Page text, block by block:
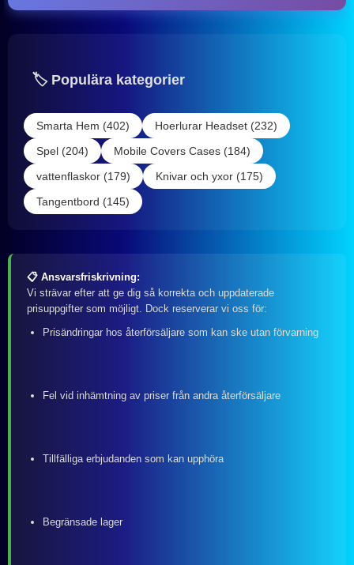
🏷️ Populära kategorier
Smarta Hem (402)
Hoerlurar Headset (232)
Spel (204)
Mobile Covers Cases (184)
vattenflaskor (179)
Knivar och yxor (175)
Tangentbord (145)
📋 Ansvarsfriskrivning:
Vi strävar efter att ge dig så korrekta och uppdaterade
prisuppgifter som möjligt. Dock reserverar vi oss för:
Prisändringar hos återförsäljare som kan ske utan förvarning
Fel vid inhämtning av priser från andra återförsäljare
Tillfälliga erbjudanden som kan upphöra
Begränsade lager